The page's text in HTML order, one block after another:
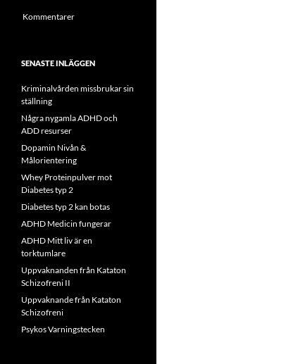
Kommentarer
SENASTE INLÄGGEN
Kriminalvården missbrukar sin
ställning
Några nygamla ADHD och
ADD resurser
Dopamin Nivån &
Målorientering
Whey Proteinpulver mot
Diabetes typ 2
Diabetes typ 2 kan botas
ADHD Medicin fungerar
ADHD Mitt liv är en
torktumlare
Uppvaknanden från Kataton
Schizofreni II
Uppvaknande från Kataton
Schizofreni
Psykos Varningstecken